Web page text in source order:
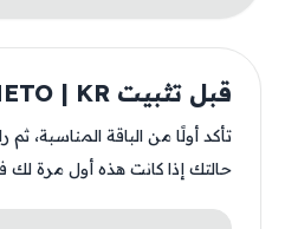
قبل تثبيت EAGLE CHETO | KR
تأكد أولًا من الباقة المناسبة،
حالتك إذا كانت هذه أول مرة لك